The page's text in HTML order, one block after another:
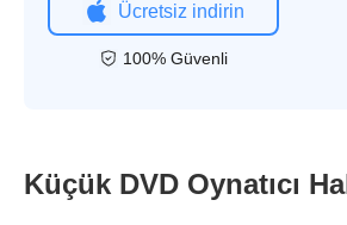
Ücretsiz indirin
100% Güvenli
Küçük DVD Oynatıcı